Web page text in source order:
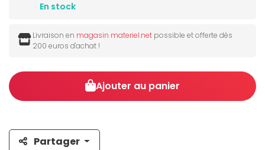
En stock
Livraison en magasin materiel.net possible et offerte dès
200 euros d'achat !
Ajouter au panier
Partager